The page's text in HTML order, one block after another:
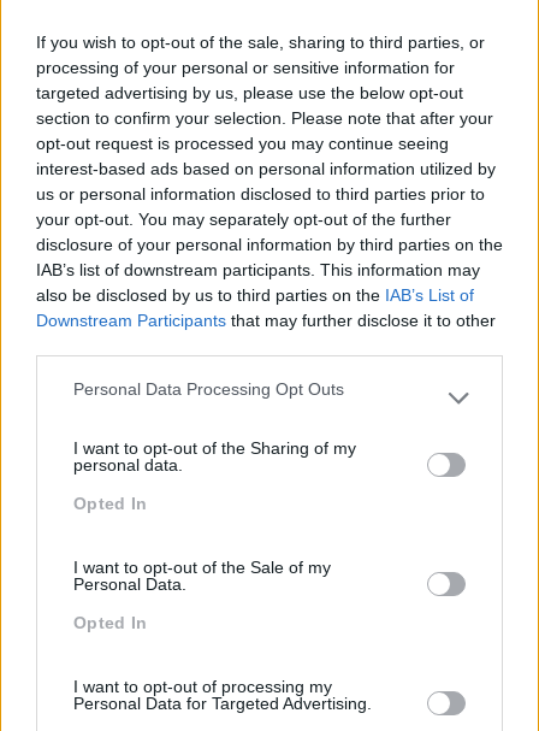
If you wish to opt-out of the sale, sharing to third parties, or
processing of your personal or sensitive information for
targeted advertising by us, please use the below opt-out
section to confirm your selection. Please note that after your
opt-out request is processed you may continue seeing
interest-based ads based on personal information utilized by
us or personal information disclosed to third parties prior to
your opt-out. You may separately opt-out of the further
disclosure of your personal information by third parties on the
IAB’s list of downstream participants. This information may
also be disclosed by us to third parties on the IAB’s List of
Downstream Participants that may further disclose it to other
Please note that this website/app uses one or more Google
not limited to your visit or usage behaviour. You may click to
grant or deny consent to Google and its third-party tags to
use your data for below specified purposes in below Google
Personal Data Processing Opt Outs
I want to opt-out of the Sharing of my
personal data.
Opted In
I want to opt-out of the Sale of my
Personal Data.
Opted In
I want to opt-out of processing my
Personal Data for Targeted Advertising.
MEET THE MAKERS
Luís Silva, Head of People, Interaction & Brand,
FABAMAQ “Vivemos num contexto imprevisível, mas as
pessoas procuram sobretudo sentir-se consideradas e
valorizadas. Devemos ser empáticos e investir tempo
para ouvir as pessoas no verdadeiro sentido…
LEIA MAIS